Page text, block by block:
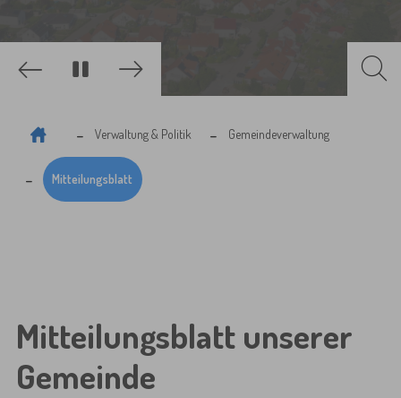
Zurück Weiter
Verwaltung & Politik Gemeindeverwaltung
Mitteilungsblatt
Mitteilungsblatt unserer
Gemeinde